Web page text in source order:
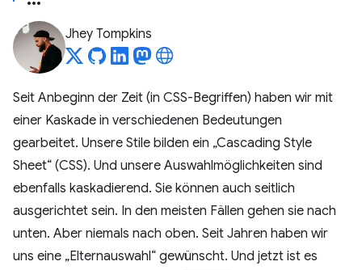
Jhey Tompkins
Seit Anbeginn der Zeit (in CSS-Begriffen) haben wir mit
einer Kaskade in verschiedenen Bedeutungen
gearbeitet. Unsere Stile bilden ein „Cascading Style
Sheet“ (CSS). Und unsere Auswahlmöglichkeiten sind
ebenfalls kaskadierend. Sie können auch seitlich
ausgerichtet sein. In den meisten Fällen gehen sie nach
unten. Aber niemals nach oben. Seit Jahren haben wir
uns eine „Elternauswahl“ gewünscht. Und jetzt ist es